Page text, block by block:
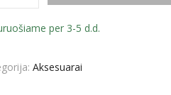
per 3-5 d.d.
Aksesuarai